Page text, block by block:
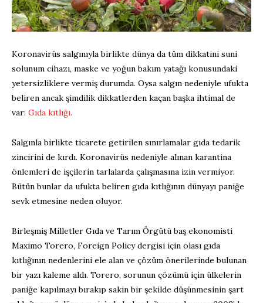
Koronavirüs salgınıyla birlikte dünya da tüm dikkatini suni
solunum cihazı, maske ve yoğun bakım yatağı konusundaki
yetersizliklere vermiş durumda. Oysa salgın nedeniyle ufukta
beliren ancak şimdilik dikkatlerden kaçan başka ihtimal de
var: Gıda kıtlığı.
Salgınla birlikte ticarete getirilen sınırlamalar gıda tedarik
zincirini de kırdı. Koronavirüs nedeniyle alınan karantina
önlemleri de işçilerin tarlalarda çalışmasına izin vermiyor.
Bütün bunlar da ufukta beliren gıda kıtlığının dünyayı paniğe
sevk etmesine neden oluyor.
Birleşmiş Milletler Gıda ve Tarım Örgütü baş ekonomisti
Maximo Torero, Foreign Policy dergisi için olası gıda
kıtlığının nedenlerini ele alan ve çözüm önerilerinde bulunan
bir yazı kaleme aldı. Torero, sorunun çözümü için ülkelerin
paniğe kapılmayı bırakıp sakin bir şekilde düşünmesinin şart